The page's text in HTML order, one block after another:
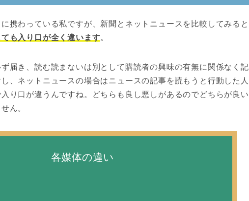
携わっている私ですが、新聞とネットニュースを比較してみると
も入り口が全く違います。
届き、読む読まないは別として購読者の興味の有無に関係なく記
、ネットニュースの場合はニュースの記事を読もうと行動した人
り口が違うんですね。どちらも良し悪しがあるのでどちらが良い
ん。
各媒体の違い